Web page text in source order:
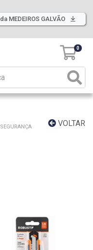
MEDEIROS GALVÃO
0
VOLTAR